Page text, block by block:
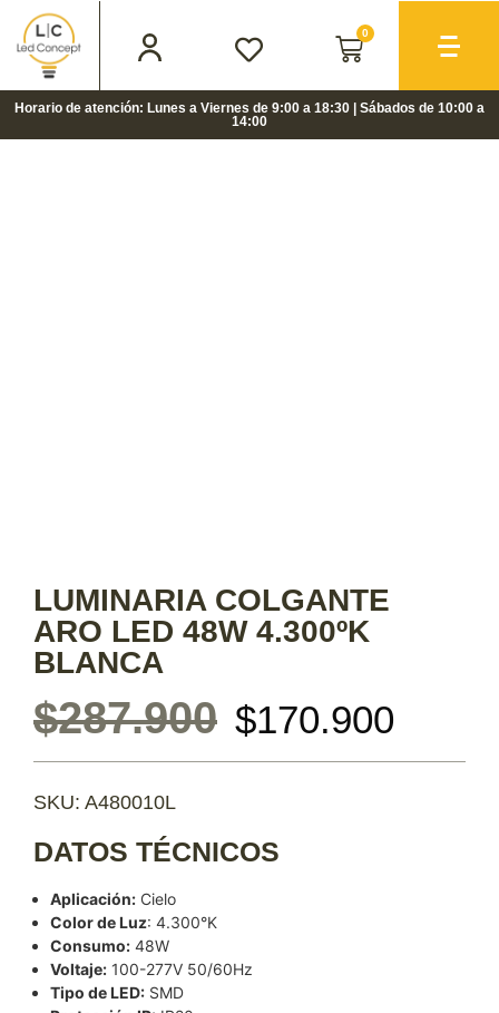
0
Horario de atención: Lunes a Viernes de 9:00 a 18:30 | Sábados de 10:00 a
14:00
LUMINARIA COLGANTE
ARO LED 48W 4.300ºK
BLANCA
$287.900 $170.900
SKU: A480010L
DATOS TÉCNICOS
Aplicación: Cielo
Color de Luz: 4.300°K
Consumo: 48W
Voltaje: 100-277V 50/60Hz
Tipo de LED: SMD